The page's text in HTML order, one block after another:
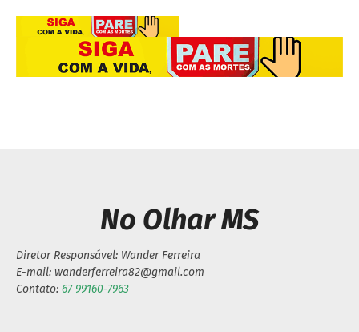
No Olhar MS
Diretor Responsável: Wander Ferreira
E-mail: wanderferreira82@gmail.com
Contato: 67 99160-7963